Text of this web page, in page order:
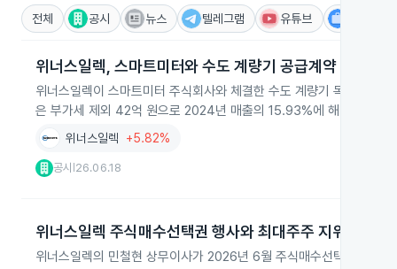
전체 공시 뉴스 텔레그램 유튜브
위너스일렉, 스마트미터와 수도 계량기 공급계약 연장
위너스일렉이 스마트미터 주식회사와 체결한 수도 계량기 독점 2차
은 부가세 제외 42억 원으로 2024년 매출의 15.93%에 해당합니다.
위너스일렉 +5.82%
공시 26.06.18
위너스일렉 주식매수선택권 행사와 최대주주 지위 유지
위너스일렉의 민철현 상무이사가 2026년 6월 주식매수선택권을